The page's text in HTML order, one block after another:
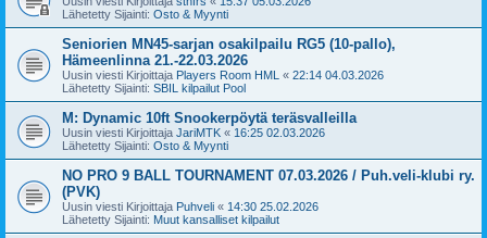
Lähetetty Sijainti: Osto & Myynti
Seniorien MN45-sarjan osakilpailu RG5 (10-pallo),
Hämeenlinna 21.-22.03.2026
Uusin viesti Kirjoittaja Players Room HML « 22:14 04.03.2026
Lähetetty Sijainti: SBIL kilpailut Pool
M: Dynamic 10ft Snookerpöytä teräsvalleilla
Uusin viesti Kirjoittaja JariMTK « 16:25 02.03.2026
Lähetetty Sijainti: Osto & Myynti
NO PRO 9 BALL TOURNAMENT 07.03.2026 / Puh.veli-klubi ry.
(PVK)
Uusin viesti Kirjoittaja Puhveli « 14:30 25.02.2026
Lähetetty Sijainti: Muut kansalliset kilpailut